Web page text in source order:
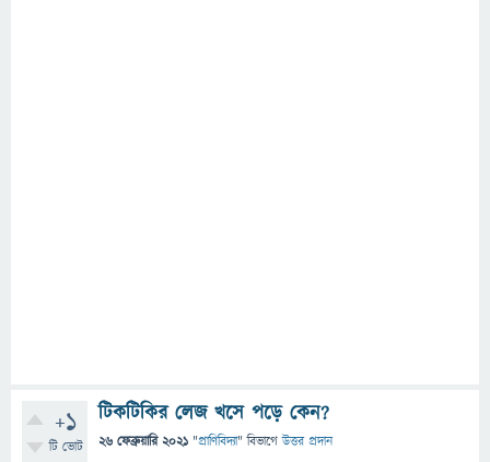
+1
টি ভোট
টিকটিকির লেজ খসে পড়ে কেন?
26 ফেব্রুয়ারি 2021 "প্রাণিবিদ্যা" বিভাগে উত্তর প্রদান